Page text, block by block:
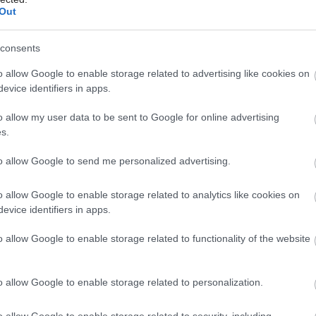
allow Google to enable storage related to advertising like cookies on
identifiers in apps.
allow my user data to be sent to Google for online advertising
allow Google to send me personalized advertising.
allow Google to enable storage related to analytics like cookies on
identifiers in apps.
allow Google to enable storage related to functionality of the website
allow Google to enable storage related to personalization.
získavajú čoraz väčšiu popularitu
vynikajúcim vlastnostam najlepšie
Bangkirai (jeho životnosť je dvadsať
dreviny Shorea laevis, ktorá pochádza
z tejto dreviny nepotrebujú počas
ochranu a sú neuveriteľne odolné
Drevo bangkirai sa vyznačuje
má objemovú hmotnosť 1 100
Môj dom Špeciál 02/2026